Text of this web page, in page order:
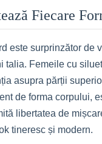
Fiecare
este surprinzător
talia. Femeile cu
asupra părții
de forma corpului,
libertatea de
tineresc și modern.